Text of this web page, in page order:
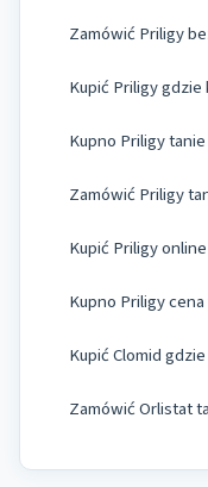
Zamówić Priligy
Kupić Priligy
Kupno Priligy
Zamówić Priligy
Kupić Priligy
Kupno Priligy
Kupić Clomid
Zamówić Orlistat